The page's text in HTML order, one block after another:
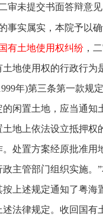
审未提交书面答辩意
事实属实，本院予以
国有土地使用权纠纷 ，
地使用权的行政行为
年)第三条第一款规
闲置土地，应当通知
地上依法设立抵押权
处置方案经原批准用
主管部门组织实施。
上述规定通知了粤海
法律规定。收回国有